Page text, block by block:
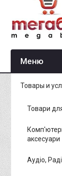
Товары и
Товари
аксесуари
Аудіо,